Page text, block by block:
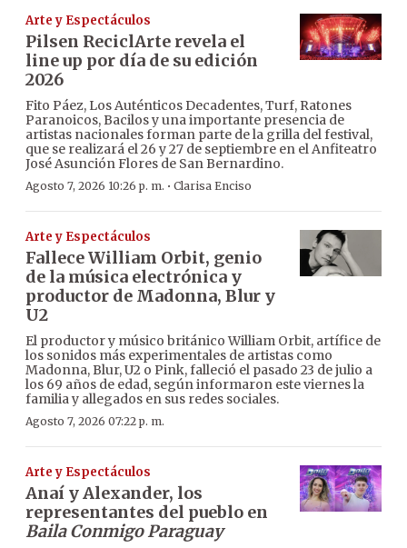
Arte y Espectáculos
Pilsen ReciclArte revela el
line up por día de su edición
2026
Fito Páez, Los Auténticos Decadentes, Turf, Ratones
Paranoicos, Bacilos y una importante presencia de
artistas nacionales forman parte de la grilla del festival,
que se realizará el 26 y 27 de septiembre en el Anfiteatro
José Asunción Flores de San Bernardino.
Agosto 7, 2026 10:26 p. m. · Clarisa Enciso
Arte y Espectáculos
Fallece William Orbit, genio
de la música electrónica y
productor de Madonna, Blur y
U2
El productor y músico británico William Orbit, artífice de
los sonidos más experimentales de artistas como
Madonna, Blur, U2 o Pink, falleció el pasado 23 de julio a
los 69 años de edad, según informaron este viernes la
familia y allegados en sus redes sociales.
Agosto 7, 2026 07:22 p. m.
Arte y Espectáculos
Anaí y Alexander, los
representantes del pueblo en
Baila Conmigo Paraguay